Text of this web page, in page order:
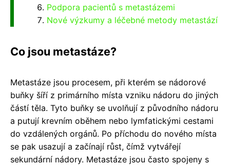
Podpora pacientů s metastázemi
Nové výzkumy a léčebné metody metastází
Co jsou metastáze?
Metastáze jsou procesem, při kterém se nádorové
buňky šíří z primárního místa vzniku nádoru do jiných
částí těla. Tyto buňky se uvolňují z původního nádoru
a putují krevním oběhem nebo lymfatickými cestami
do vzdálených orgánů. Po příchodu do nového místa
se pak usazují a začínají růst, čímž vytvářejí
sekundární nádory. Metastáze jsou často spojeny s